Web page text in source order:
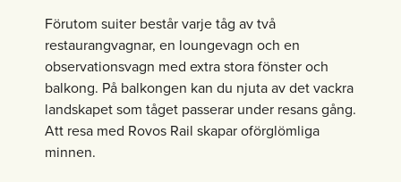
Förutom suiter består varje tåg av två
restaurangvagnar, en loungevagn och en
observationsvagn med extra stora fönster och
balkong. På balkongen kan du njuta av det vackra
landskapet som tåget passerar under resans gång.
Att resa med Rovos Rail skapar oförglömliga
minnen.